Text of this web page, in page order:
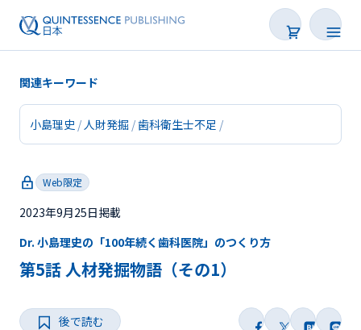
新着
トピックス
関連キーワード
小島理史 人財発掘 歯科衛生士不足
Web限定
2023年9月25日掲載
Dr. 小島理史の「100年続く歯科医院」のつくり方
第5話 人材発掘物語（その1）
後で読む